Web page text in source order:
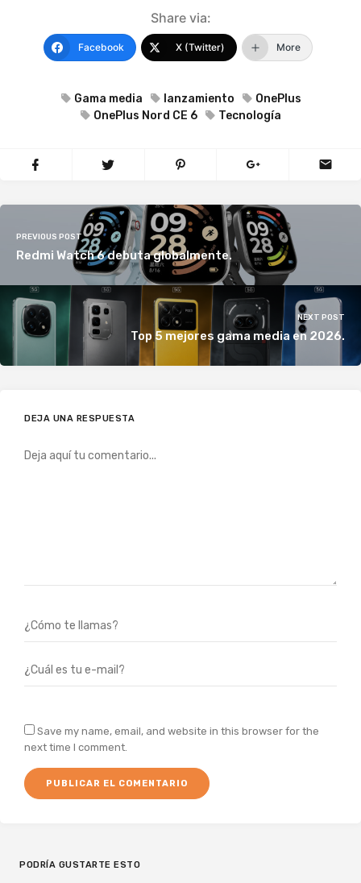
Share via:
Facebook X (Twitter) More
Gama media lanzamiento
OnePlus
OnePlus Nord CE 6
Tecnología
PREVIOUS POST
Redmi Watch 6 debuta globalmente.
NEXT POST
Top 5 mejores gama media en 2026.
DEJA UNA RESPUESTA
Save my name, email, and website in this browser for the
next time I comment.
PODRÍA GUSTARTE ESTO